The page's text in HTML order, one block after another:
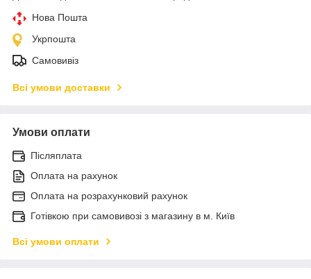
Нова Пошта
Укрпошта
Самовивіз
Всі умови доставки
Умови оплати
Післяплата
Оплата на рахунок
Оплата на розрахунковий рахунок
Готівкою при самовивозі з магазину в м. Київ
Всі умови оплати